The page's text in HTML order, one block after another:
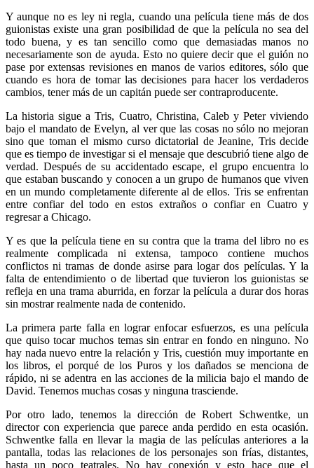
Y aunque no es ley ni regla, cuando una película tiene más de dos
guionistas existe una gran posibilidad de que la película no sea del
todo buena, y es tan sencillo como que demasiadas manos no
necesariamente son de ayuda. Esto no quiere decir que el guión no
pase por extensas revisiones en manos de varios editores, sólo que
cuando es hora de tomar las decisiones para hacer los verdaderos
cambios, tener más de un capitán puede ser contraproducente.
La historia sigue a Tris, Cuatro, Christina, Caleb y Peter viviendo
bajo el mandato de Evelyn, al ver que las cosas no sólo no mejoran
sino que toman el mismo curso dictatorial de Jeanine, Tris decide
que es tiempo de investigar si el mensaje que descubrió tiene algo de
verdad. Después de su accidentado escape, el grupo encuentra lo
que estaban buscando y conocen a un grupo de humanos que viven
en un mundo completamente diferente al de ellos. Tris se enfrentan
entre confiar del todo en estos extraños o confiar en Cuatro y
regresar a Chicago.
Y es que la película tiene en su contra que la trama del libro no es
realmente complicada ni extensa, tampoco contiene muchos
conflictos ni tramas de donde asirse para logar dos películas. Y la
falta de entendimiento o de libertad que tuvieron los guionistas se
refleja en una trama aburrida, en forzar la película a durar dos horas
sin mostrar realmente nada de contenido.
La primera parte falla en lograr enfocar esfuerzos, es una película
que quiso tocar muchos temas sin entrar en fondo en ninguno. No
hay nada nuevo entre la relación y Tris, cuestión muy importante en
los libros, el porqué de los Puros y los dañados se menciona de
rápido, ni se adentra en las acciones de la milicia bajo el mando de
David. Tenemos muchas cosas y ninguna trasciende.
Por otro lado, tenemos la dirección de Robert Schwentke, un
director con experiencia que parece anda perdido en esta ocasión.
Schwentke falla en llevar la magia de las películas anteriores a la
pantalla, todas las relaciones de los personajes son frías, distantes,
hasta un poco teatrales. No hay conexión y esto hace que el